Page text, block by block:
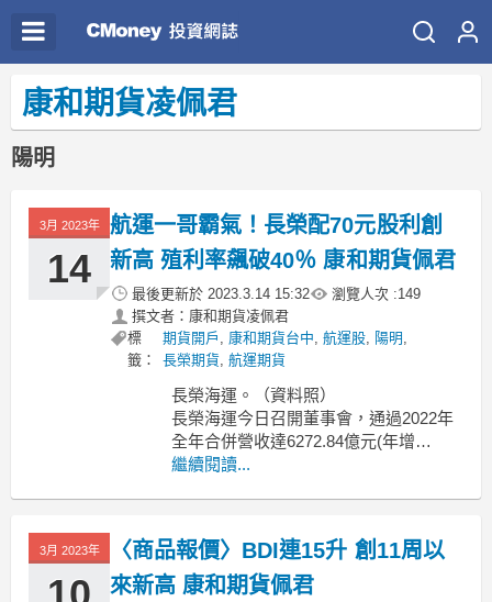
康和期貨凌佩君
陽明
3月 2023年
14
航運一哥霸氣！長榮配70元股利創
新高 殖利率飆破40％ 康和期貨佩君
最後更新於 2023.3.14 15:32 瀏覽人次 :149
撰文者：康和期貨凌佩君
標
籤：
期貨開戶 , 康和期貨台中, 航運股, 陽明 ,
長榮期貨, 航運期貨
長榮海運。（資料照）
長榮海運今日召開董事會，通過2022年
全年合併營收達6272.84億元(年增
28.17％)，稅後淨利為3342.01億元(年增
表示，考量未來經營環境各層面之挑
戰、資本支出規劃與公司永續成長，
繼續閱讀...
3月 2023年
〈商品報價〉BDI連15升 創11周以
來新高 康和期貨佩君